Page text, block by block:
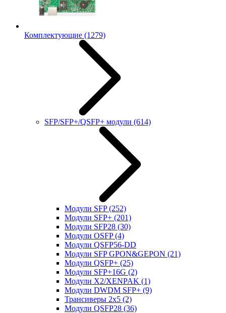
Комплектующие (1279)
SFP/SFP+/QSFP+ модули (614)
Модули SFP(252)
Модули SFP+ (201)
Модули SFP28 (30)
Модули OSFP(4)
Модули QSFP56-DD
Модули SFP GPON&GEPON (21)
Модули QSFP+ (25)
Модули SFP+16G (2)
Модули X2/XENPAK (1)
Модули DWDM SFP+ (9)
Трансиверы 2x5 (2)
Модули QSFP28 (36)